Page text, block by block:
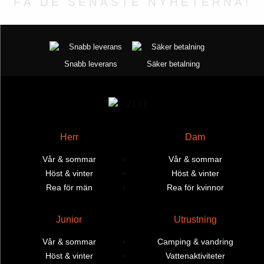
produktsidan
Snabb leverans Säker betalning
Herr
Vår & sommar
Höst & vinter
Rea för män
Dam
Vår & sommar
Höst & vinter
Rea för kvinnor
Junior
Vår & sommar
Höst & vinter
Utrustning
Camping & vandring
Vattenaktiviteter